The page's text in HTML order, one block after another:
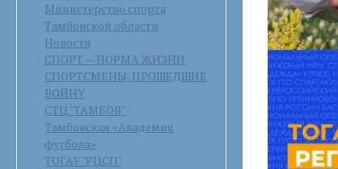
Министерство спорта
Тамбовской области
Новости
СПОРТ — НОРМА ЖИЗНИ
СПОРТСМЕНЫ, ПРОШЕДШИЕ
ВОЙНУ
СТЦ "ТАМБОВ"
Тамбовская «Академия
футбола»
ТОГАУ "РЦСП"